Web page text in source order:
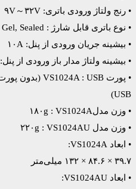
• رنج ولتاژ ورودی باتری: ۹V～۳۲V
• نوع باتری قابل شارژ : Flooded and Gel, Sealed
• بیشینه جریان ورودی از پنل: ۱۰A
• بیشینه ولتاژ مدار باز ورودی از پنل: ۵۰V
USB)
• وزن مدل۱۸۰g : VS1024A
• وزن مدل ۲۲۰g : VS1024AU
• ابعاد VS1024A:
۳۹.۷ × ۸۴.۶ × ۱۳۲ میلی‌متر
• ابعاد VS1024AU: